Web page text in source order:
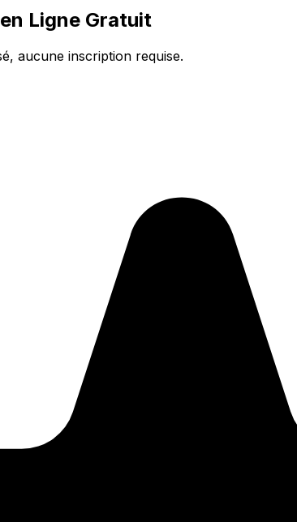
Ligne Gratuit
aucune inscription requise.